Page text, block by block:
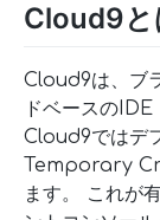
Cloud9と
Cloud9は、ブ
ドベースのIDE
Cloud9ではデ
Temporary
ます。 これが